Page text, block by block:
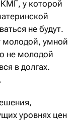
у которой
не будут.
молодой, умной
не молодой
в долгах.
уровнях цен